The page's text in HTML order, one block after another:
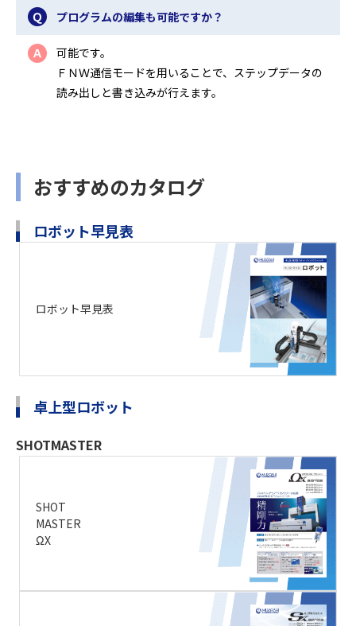
Ｑ プログラムの編集も可能ですか？
Ａ
可能です。
ＦＮＷ通信モードを用いることで、ステップデータの
読み出しと書き込みが行えます。
おすすめのカタログ
ロボット早見表
ロボット早見表
卓上型ロボット
SHOTMASTER
SHOT
MASTER
ΩX